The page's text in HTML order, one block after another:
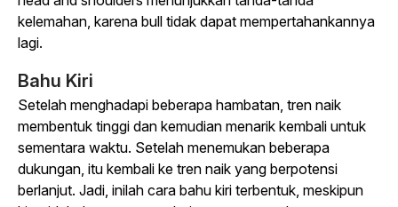
kelemahan, karena bull tidak dapat mempertahankannya
lagi.
Bahu Kiri
Setelah menghadapi beberapa hambatan, tren naik
membentuk tinggi dan kemudian menarik kembali untuk
sementara waktu. Setelah menemukan beberapa
dukungan, itu kembali ke tren naik yang berpotensi
berlanjut. Jadi, inilah cara bahu kiri terbentuk, meskipun